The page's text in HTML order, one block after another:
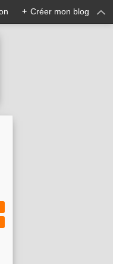
+ Créer mon blog